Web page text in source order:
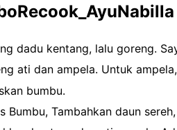
dadu kentang, lalu goreng.
ati dan ampela. Untuk
bumbu.
Bumbu, Tambahkan daun